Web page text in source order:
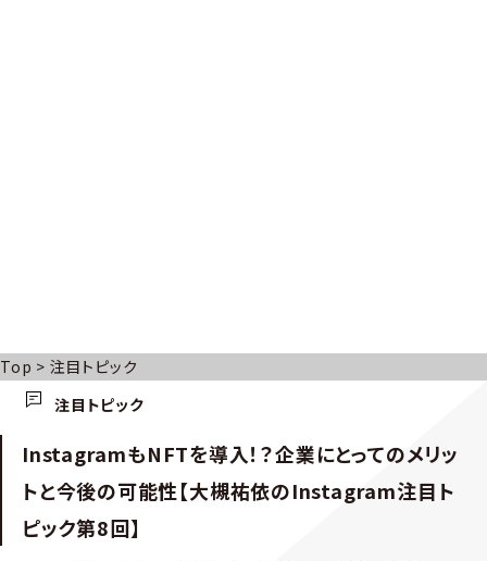
Top > 注目トピック
注目トピック
InstagramもNFTを導入！？企業にとってのメリッ
トと今後の可能性【大槻祐依のInstagram注目ト
ピック第8回】